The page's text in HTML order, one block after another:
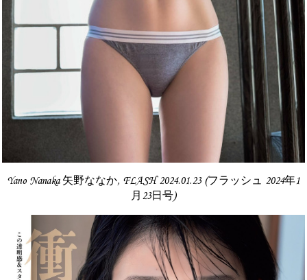
Yano Nanaka 矢野ななか, FLASH 2024.01.23 (フラッシュ 2024年1
月23日号)